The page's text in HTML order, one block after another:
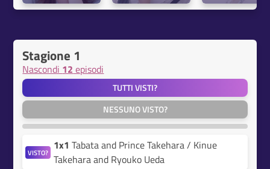
Stagione 1
Nascondi 12 episodi
TUTTI VISTI?
NESSUNO VISTO?
VISTO? 1x1 Tabata and Prince Takehara / Kinue
Takehara and Ryouko Ueda